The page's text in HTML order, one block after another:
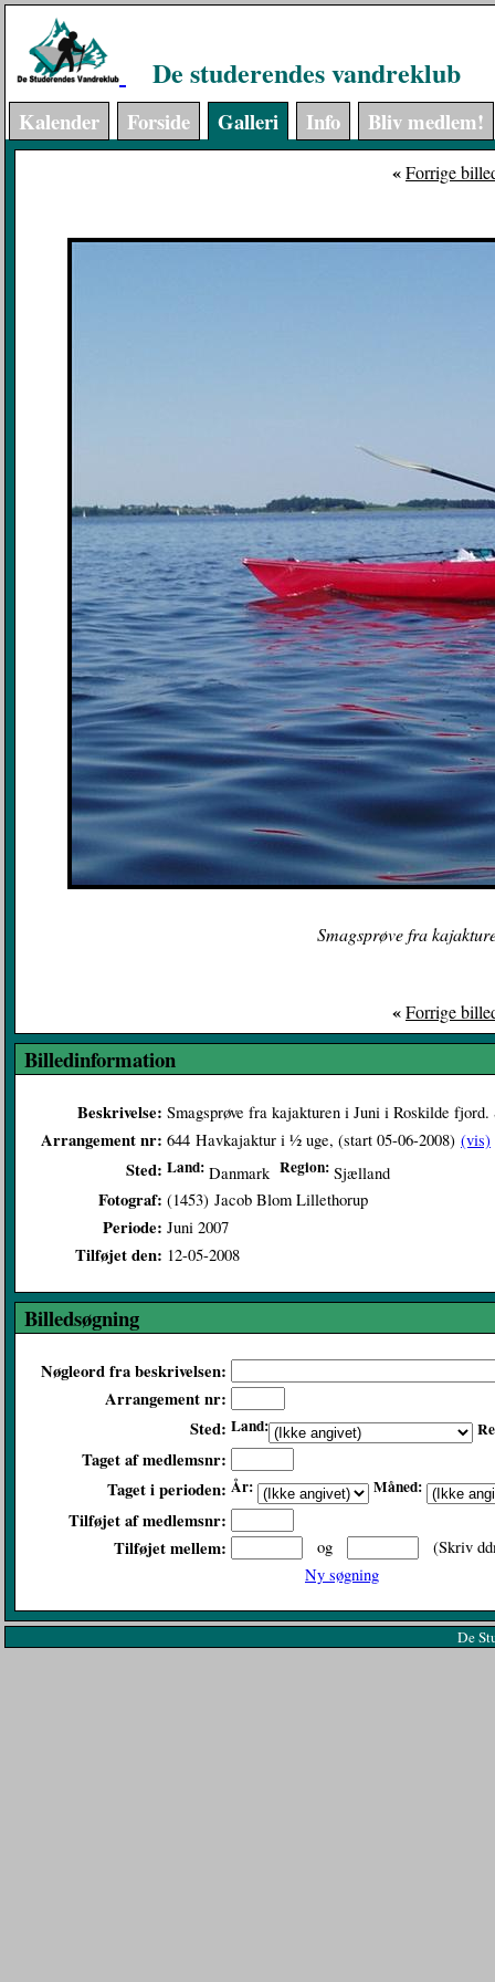
De studerendes vandreklub
Kalender Forside Galleri Info Bliv medlem!
«Forrige
Smagsprøve fra
«Forrige
Billedinformation
Beskrivelse: Smagsprøve fra kajakturen i Juni i Roskilde fjord.
Arrangement nr: 644 Havkajaktur i ½ uge, (start 05-06-2008) (vis)
Sted: Land: Danmark Region: Sjælland
Fotograf: (1453) Jacob Blom Lillethorup
Periode: Juni 2007
Tilføjet den: 12-05-2008
Billedsøgning
Nøgleord fra beskrivelsen:
Arrangement nr:
Sted: Land:
Taget af medlemsnr:
Taget i perioden: År: Måned:
Tilføjet af medlemsnr:
Tilføjet mellem:
og
(Skriv
Ny søgning
De